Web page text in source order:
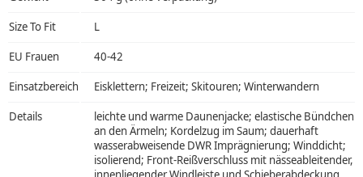
Size To Fit L
EU Frauen 40-42
Einsatzbereich Eisklettern; Freizeit; Skitouren; Winterwandern
Details
leichte und warme Daunenjacke; elastische Bündchen
an den Ärmeln; Kordelzug im Saum; dauerhaft
wasserabweisende DWR Imprägnierung; Winddicht;
isolierend; Front-Reißverschluss mit nässeableitender,